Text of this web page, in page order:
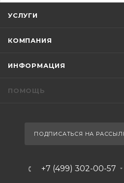
УСЛУГИ
КОМПАНИЯ
ИНФОРМАЦИЯ
ПОМОЩЬ
ПОДПИСАТЬСЯ НА
+7 (499) 302-00-57